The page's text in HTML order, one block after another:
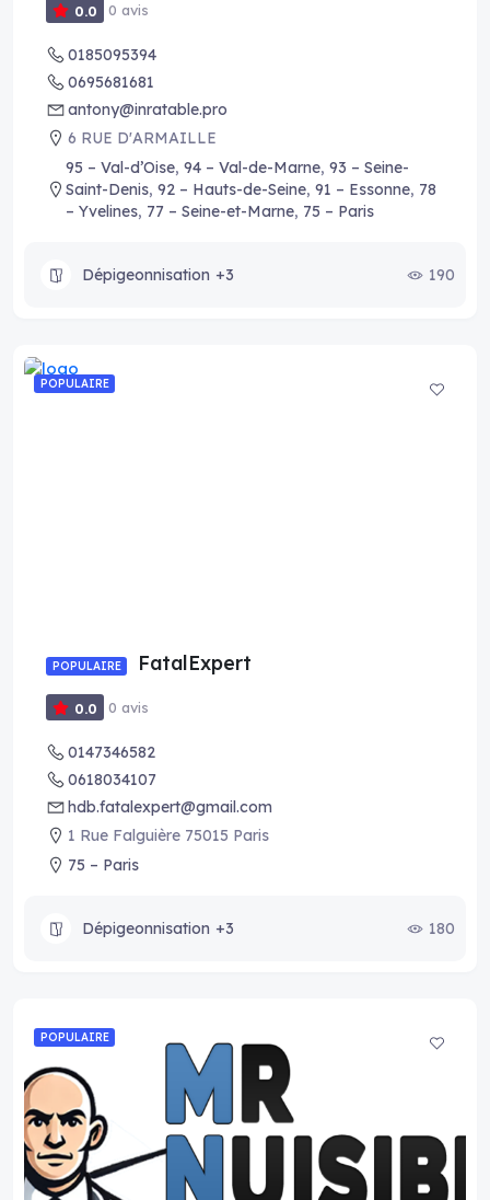
0.0 0 avis
0185095394
0695681681
antony@inratable.pro
6 RUE D'ARMAILLE
95 – Val-d’Oise, 94 – Val-de-Marne, 93 – Seine-
Saint-Denis, 92 – Hauts-de-Seine, 91 – Essonne, 78
– Yvelines, 77 – Seine-et-Marne, 75 – Paris
Dépigeonnisation +3 190
POPULAIRE
POPULAIRE FatalExpert
0.0 0 avis
0147346582
0618034107
hdb.fatalexpert@gmail.com
1 Rue Falguière 75015 Paris
75 – Paris
Dépigeonnisation +3 180
POPULAIRE